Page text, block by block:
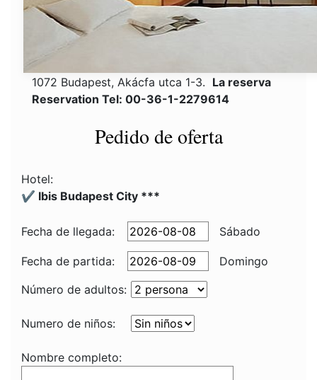
1072 Budapest, Akácfa utca 1-3. La reserva
Reservation Tel: 00-36-1-2279614
Pedido de oferta
Hotel:
✔️ Ibis Budapest City ***
Fecha de llegada: Sábado
Fecha de partida:
Domingo
Número de adultos:
Numero de niños:
Nombre completo: